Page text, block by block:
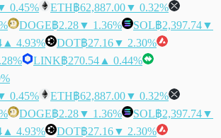
0.45% ETH฿62,887.00▼ 0.32%
DOGE฿2.28▼ 1.36% SOL฿2,397.74▼
▲ 4.93% DOT฿27.16▼ 2.30%
LINK฿270.54 ▲ 0.44%
0.45% ETH฿62,887.00▼ 0.32%
DOGE฿2.28▼ 1.36% SOL฿2,397.74▼
▲ 4.93% DOT฿27.16▼ 2.30%